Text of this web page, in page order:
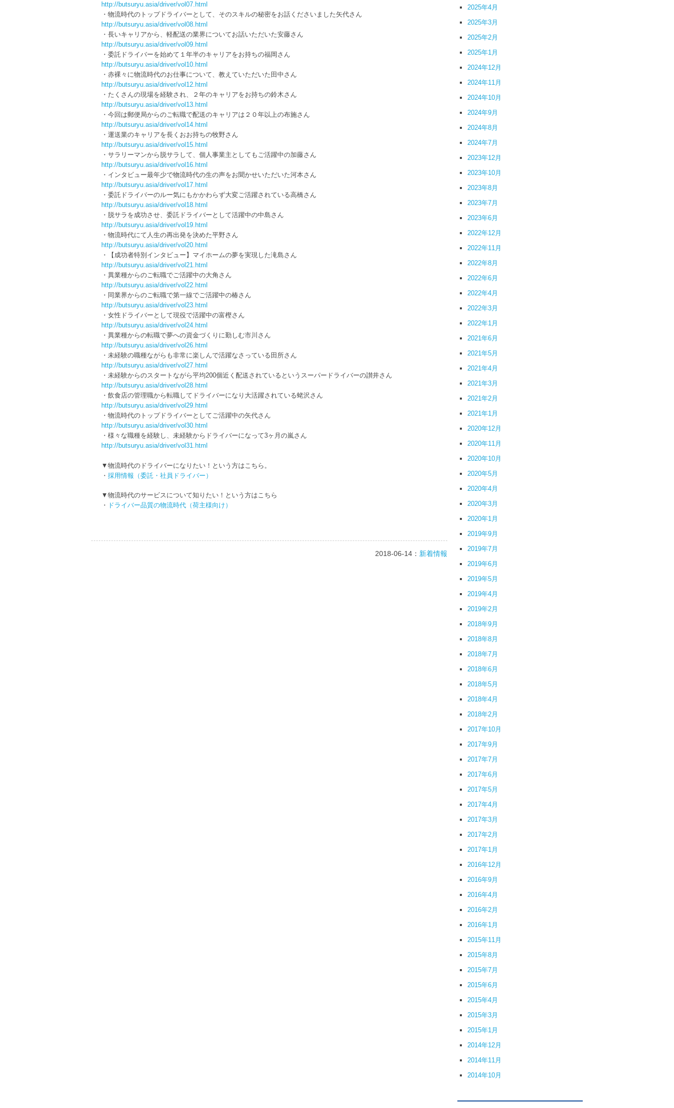
http://butsuryu.asia/driver/vol07.html
・物流時代のトップドライバーとして、そのスキルの秘密をお話くださいました矢代さん
http://butsuryu.asia/driver/vol08.html
・長いキャリアから、軽配送の業界についてお話いただいた安藤さん
http://butsuryu.asia/driver/vol09.html
・委託ドライバーを始めて１年半のキャリアをお持ちの福岡さん
http://butsuryu.asia/driver/vol10.html
・赤裸々に物流時代のお仕事について、教えていただいた田中さん
http://butsuryu.asia/driver/vol12.html
・たくさんの現場を経験され、２年のキャリアをお持ちの鈴木さん
http://butsuryu.asia/driver/vol13.html
・今回は郵便局からのご転職で配送のキャリアは２０年以上の布施さん
http://butsuryu.asia/driver/vol14.html
・運送業のキャリアを長くおお持ちの牧野さん
http://butsuryu.asia/driver/vol15.html
・サラリーマンから脱サラして、個人事業主としてもご活躍中の加藤さん
http://butsuryu.asia/driver/vol16.html
・インタビュー最年少で物流時代の生の声をお聞かせいただいた河本さん
http://butsuryu.asia/driver/vol17.html
・委託ドライバーのルー気にもかかわらず大変ご活躍されている高橋さん
http://butsuryu.asia/driver/vol18.html
・脱サラを成功させ、委託ドライバーとして活躍中の中島さん
http://butsuryu.asia/driver/vol19.html
・物流時代にて人生の再出発を決めた平野さん
http://butsuryu.asia/driver/vol20.html
・【成功者特別インタビュー】マイホームの夢を実現した滝島さん
http://butsuryu.asia/driver/vol21.html
・異業種からのご転職でご活躍中の大角さん
http://butsuryu.asia/driver/vol22.html
・同業界からのご転職で第一線でご活躍中の椿さん
http://butsuryu.asia/driver/vol23.html
・女性ドライバーとして現役で活躍中の富樫さん
http://butsuryu.asia/driver/vol24.html
・異業種からの転職で夢への資金づくりに勤しむ市川さん
http://butsuryu.asia/driver/vol26.html
・未経験の職種ながらも非常に楽しんで活躍なさっている田所さん
http://butsuryu.asia/driver/vol27.html
・未経験からのスタートながら平均200個近く配送されているというスーパードライバーの讃井さん
http://butsuryu.asia/driver/vol28.html
・飲食店の管理職から転職してドライバーになり大活躍されている蛯沢さん
http://butsuryu.asia/driver/vol29.html
・物流時代のトップドライバーとしてご活躍中の矢代さん
http://butsuryu.asia/driver/vol30.html
・様々な職種を経験し、未経験からドライバーになって3ヶ月の嵐さん
http://butsuryu.asia/driver/vol31.html
▼物流時代のドライバーになりたい！という方はこちら。
・ 採用情報（委託・社員ドライバー）
▼物流時代のサービスについて知りたい！という方はこちら
・ ドライバー品質の物流時代（荷主様向け）
2018-06-14： 新着情報
2025年4月
2025年3月
2025年2月
2025年1月
2024年12月
2024年11月
2024年10月
2024年9月
2024年8月
2024年7月
2023年12月
2023年10月
2023年8月
2023年7月
2023年6月
2022年12月
2022年11月
2022年8月
2022年6月
2022年4月
2022年3月
2022年1月
2021年6月
2021年5月
2021年4月
2021年3月
2021年2月
2021年1月
2020年12月
2020年11月
2020年10月
2020年5月
2020年4月
2020年3月
2020年1月
2019年9月
2019年7月
2019年6月
2019年5月
2019年4月
2019年2月
2018年9月
2018年8月
2018年7月
2018年6月
2018年5月
2018年4月
2018年2月
2017年10月
2017年9月
2017年7月
2017年6月
2017年5月
2017年4月
2017年3月
2017年2月
2017年1月
2016年12月
2016年9月
2016年4月
2016年2月
2016年1月
2015年11月
2015年8月
2015年7月
2015年6月
2015年4月
2015年3月
2015年1月
2014年12月
2014年11月
2014年10月